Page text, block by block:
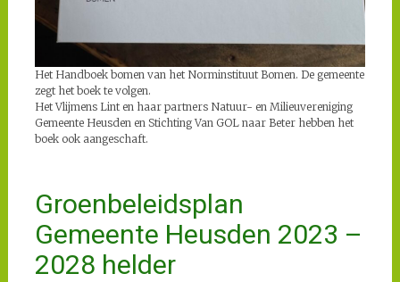
Het Handboek bomen van het Norminstituut Bomen. De gemeente
zegt het boek te volgen.
Het Vlijmens Lint en haar partners Natuur- en Milieuvereniging
Gemeente Heusden en Stichting Van GOL naar Beter hebben het
boek ook aangeschaft.
Groenbeleidsplan
Gemeente Heusden 2023 –
2028 helder